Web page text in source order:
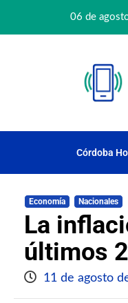
06 de
Córdoba
Economía Nacionales
La
últimos
11 de agosto